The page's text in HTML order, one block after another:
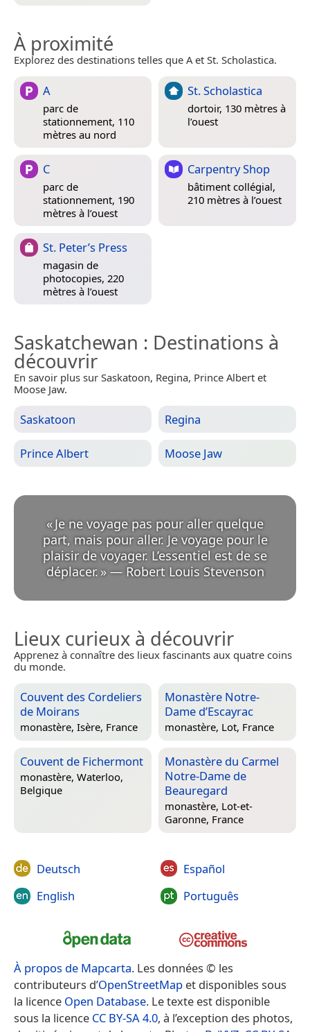
À proximité
Explorez des destinations telles que A et St. Scholastica.
A
parc de
stationnement, 110
mètres au nord
St. Scholastica
dortoir, 130 mètres à
l’ouest
C
parc de
stationnement, 190
mètres à l’ouest
Carpentry Shop
bâtiment collégial,
210 mètres à l’ouest
St. Peter’s Press
magasin de
photocopies, 220
mètres à l’ouest
Saskatchewan : Destinations à
découvrir
En savoir plus sur Saskatoon, Regina, Prince Albert et
Moose Jaw.
Saskatoon Regina
Prince Albert Moose Jaw
«Je ne voyage pas pour aller quelque
part, mais pour aller. Je voyage pour le
plaisir de voyager. L’essentiel est de se
déplacer. » — Robert Louis Stevenson
Lieux curieux à découvrir
Apprenez à connaître des lieux fascinants aux quatre coins
du monde.
Couvent des Cordeliers
de Moirans
monastère, Isère, France
Monastère Notre-
Dame d’Escayrac
monastère, Lot, France
Couvent de Fichermont
monastère, Waterloo,
Belgique
Monastère du Carmel
Notre-Dame de
Beauregard
monastère, Lot-et-
Garonne, France
Deutsch
English
Español
Português
À propos de Mapcarta. Les données © les
contributeurs d’OpenStreetMap et disponibles sous
la licence Open Database. Le texte est disponible
sous la licence CC BY-SA 4.0, à l’exception des photos,